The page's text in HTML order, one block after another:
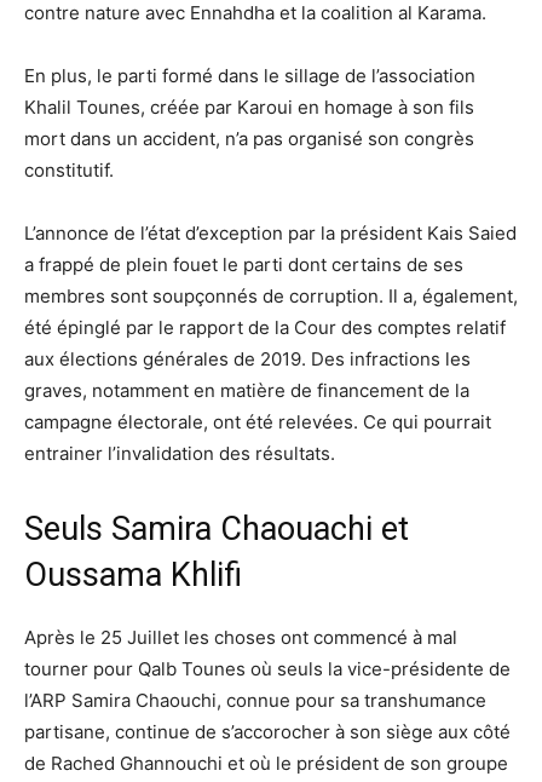
contre nature avec Ennahdha et la coalition al Karama.
En plus, le parti formé dans le sillage de l’association
Khalil Tounes, créée par Karoui en homage à son fils
mort dans un accident, n’a pas organisé son congrès
constitutif.
L’annonce de l’état d’exception par la président Kais Saied
a frappé de plein fouet le parti dont certains de ses
membres sont soupçonnés de corruption. Il a, également,
été épinglé par le rapport de la Cour des comptes relatif
aux élections générales de 2019. Des infractions les
graves, notamment en matière de financement de la
campagne électorale, ont été relevées. Ce qui pourrait
entrainer l’invalidation des résultats.
Seuls Samira Chaouachi et
Oussama Khlifi
Après le 25 Juillet les choses ont commencé à mal
tourner pour Qalb Tounes où seuls la vice-présidente de
l’ARP Samira Chaouchi, connue pour sa transhumance
partisane, continue de s’accorocher à son siège aux côté
de Rached Ghannouchi et où le président de son groupe